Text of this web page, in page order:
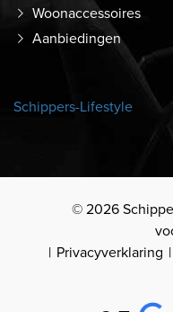
Woonaccessoires
Aanbiedingen
Schippers-Lifestyle
© 2026
Privacyverklaring